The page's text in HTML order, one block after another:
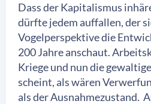
Dass der Kapitalismus
dürfte jedem auffallen, der
Vogelperspektive die
200 Jahre anschaut.
Kriege und nun die
scheint, als wären
als der Ausnahmezustand.